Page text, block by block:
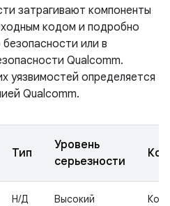
затрагивают компоненты
кодом и подробно
или в
Qualcomm.
уязвимостей определяется
Qualcomm.
Тип
Уровень
серьезности
Н/Д Высокий